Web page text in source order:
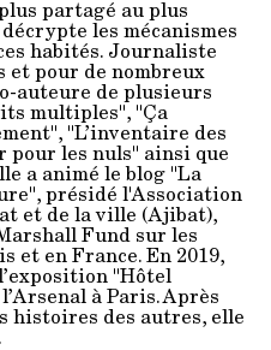
partagé au plus
les mécanismes
habités. Journaliste
et pour de nombreux
auteure de plusieurs
multiples", "Ça
"L’inventaire des
pour les nuls" ainsi que
a animé le blog "La
présidé l'Association
et de la ville (Ajibat),
Fund sur les
et en France. En 2019,
"Hôtel
à Paris. Après
histoires des autres, elle